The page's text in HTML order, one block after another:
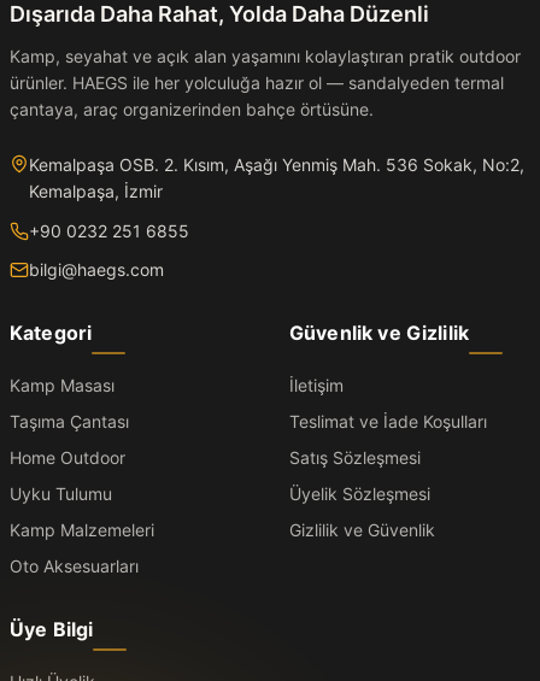
Dışarıda Daha Rahat, Yolda Daha Düzenli
Kamp, seyahat ve açık alan yaşamını kolaylaştıran pratik outdoor
ürünler. HAEGS ile her yolculuğa hazır ol — sandalyeden termal
çantaya, araç organizerinden bahçe örtüsüne.
Kemalpaşa OSB. 2. Kısım, Aşağı Yenmiş Mah. 536 Sokak, No:2,
Kemalpaşa, İzmir
+90 0232 251 6855
bilgi@haegs.com
Kategori
Kamp Masası
Taşıma Çantası
Home Outdoor
Uyku Tulumu
Kamp Malzemeleri
Oto Aksesuarları
Güvenlik ve Gizlilik
İletişim
Teslimat ve İade Koşulları
Satış Sözleşmesi
Üyelik Sözleşmesi
Gizlilik ve Güvenlik
Üye Bilgi